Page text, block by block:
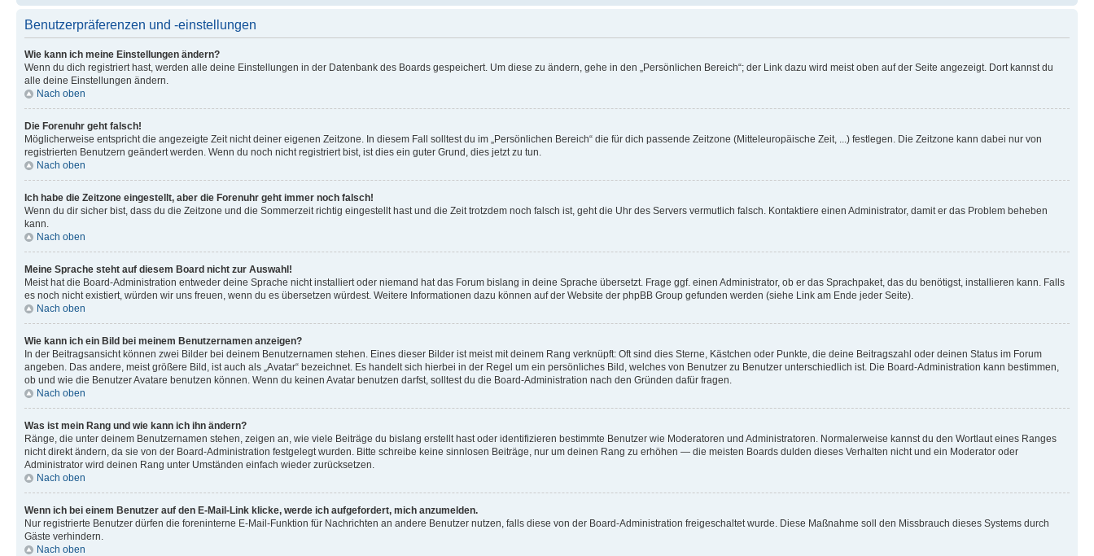
Benutzerpräferenzen und -einstellungen
Wie kann ich meine Einstellungen ändern?
Wenn du dich registriert hast, werden alle deine Einstellungen in der Datenbank des Boards gespeichert. Um diese zu ändern, gehe in den „Persönlichen Bereich“; der Link dazu wird meist oben auf der Seite angezeigt. Dort kannst du
alle deine Einstellungen ändern.
Nach oben
Die Forenuhr geht falsch!
Möglicherweise entspricht die angezeigte Zeit nicht deiner eigenen Zeitzone. In diesem Fall solltest du im „Persönlichen Bereich“ die für dich passende Zeitzone (Mitteleuropäische Zeit, ...) festlegen. Die Zeitzone kann dabei nur von
registrierten Benutzern geändert werden. Wenn du noch nicht registriert bist, ist dies ein guter Grund, dies jetzt zu tun.
Nach oben
Ich habe die Zeitzone eingestellt, aber die Forenuhr geht immer noch falsch!
Wenn du dir sicher bist, dass du die Zeitzone und die Sommerzeit richtig eingestellt hast und die Zeit trotzdem noch falsch ist, geht die Uhr des Servers vermutlich falsch. Kontaktiere einen Administrator, damit er das Problem beheben
kann.
Nach oben
Meine Sprache steht auf diesem Board nicht zur Auswahl!
Meist hat die Board-Administration entweder deine Sprache nicht installiert oder niemand hat das Forum bislang in deine Sprache übersetzt. Frage ggf. einen Administrator, ob er das Sprachpaket, das du benötigst, installieren kann. Falls
es noch nicht existiert, würden wir uns freuen, wenn du es übersetzen würdest. Weitere Informationen dazu können auf der Website der phpBB Group gefunden werden (siehe Link am Ende jeder Seite).
Nach oben
Wie kann ich ein Bild bei meinem Benutzernamen anzeigen?
In der Beitragsansicht können zwei Bilder bei deinem Benutzernamen stehen. Eines dieser Bilder ist meist mit deinem Rang verknüpft: Oft sind dies Sterne, Kästchen oder Punkte, die deine Beitragszahl oder deinen Status im Forum
angeben. Das andere, meist größere Bild, ist auch als „Avatar“ bezeichnet. Es handelt sich hierbei in der Regel um ein persönliches Bild, welches von Benutzer zu Benutzer unterschiedlich ist. Die Board-Administration kann bestimmen,
ob und wie die Benutzer Avatare benutzen können. Wenn du keinen Avatar benutzen darfst, solltest du die Board-Administration nach den Gründen dafür fragen.
Nach oben
Was ist mein Rang und wie kann ich ihn ändern?
Ränge, die unter deinem Benutzernamen stehen, zeigen an, wie viele Beiträge du bislang erstellt hast oder identifizieren bestimmte Benutzer wie Moderatoren und Administratoren. Normalerweise kannst du den Wortlaut eines Ranges
nicht direkt ändern, da sie von der Board-Administration festgelegt wurden. Bitte schreibe keine sinnlosen Beiträge, nur um deinen Rang zu erhöhen — die meisten Boards dulden dieses Verhalten nicht und ein Moderator oder
Administrator wird deinen Rang unter Umständen einfach wieder zurücksetzen.
Nach oben
Wenn ich bei einem Benutzer auf den E-Mail-Link klicke, werde ich aufgefordert, mich anzumelden.
Nur registrierte Benutzer dürfen die foreninterne E-Mail-Funktion für Nachrichten an andere Benutzer nutzen, falls diese von der Board-Administration freigeschaltet wurde. Diese Maßnahme soll den Missbrauch dieses Systems durch
Gäste verhindern.
Nach oben